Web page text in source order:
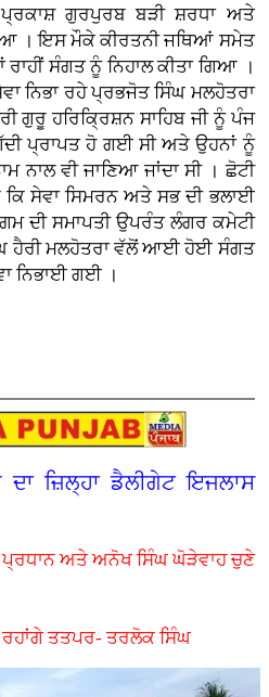
ਪ੍ਰਕਾਸ਼ ਗੁਰਪੁਰਬ ਬੜੀ ਸ਼ਰਧਾ ਅਤੇ
। ਇਸ ਮੌਕੇ ਕੀਰਤਨੀ ਜਥਿਆਂ ਸਮੇਤ
ਸੰਗਤ ਨੂੰ ਨਿਹਾਲ ਕੀਤਾ ਗਿਆ ।
ਨਿਭਾ ਰਹੇ ਪ੍ਰਭਜੋਤ ਸਿੰਘ ਮਲਹੋਤਰਾ
ਗੁਰੂ ਹਰਿਕ੍ਰਿਸ਼ਨ ਸਾਹਿਬ ਜੀ ਨੂੰ ਪੰਜ
ਪ੍ਰਾਪਤ ਹੋ ਗਈ ਸੀ ਅਤੇ ਉਹਨਾਂ ਨੂੰ
ਨਾਲ ਵੀ ਜਾਣਿਆ ਜਾਂਦਾ ਸੀ । ਛੋਟੀ
ਸੇਵਾ ਸਿਮਰਨ ਅਤੇ ਸਭ ਦੀ ਭਲਾਈ
ਦੀ ਸਮਾਪਤੀ ਉਪਰੰਤ ਲੰਗਰ ਕਮੇਟੀ
ਹੈਰੀ ਮਲਹੋਤਰਾ ਵੱਲੋਂ ਆਈ ਹੋਈ ਸੰਗਤ
ਨਿਭਾਈ ਗਈ ।
ਦਾ ਜ਼ਿਲ੍ਹਾ ਡੈਲੀਗੇਟ ਇਜਲਾਸ
ਅਤੇ ਅਨੋਖ ਸਿੰਘ ਘੋੜੇਵਾਹ ਚੁਣੇ
ਰਹਾਂਗੇ ਤਤਪਰ- ਤਰਲੋਕ ਸਿੰਘ